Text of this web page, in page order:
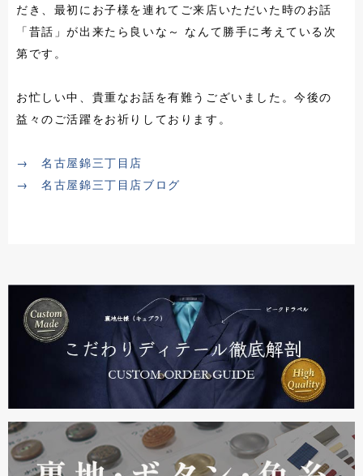
だき、最初にお子様を連れてご来店いただいた時のお話
「昔話」が出来たら良いな～ なんて勝手に考えている次
第です。
お忙しい中、貴重なお話を有難うございました。今後の
益々のご活躍をお祈りしております。
→ 名古屋錦三丁目店
→ 名古屋錦三丁目店ブログ